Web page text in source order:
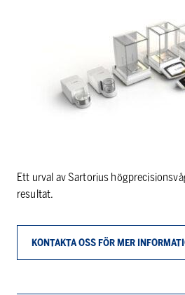
Ett urval av Sartorius
resultat.
KONTAKTA OSS FÖR MER